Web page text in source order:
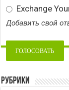
Exchange
Добавить свой
Рубрики